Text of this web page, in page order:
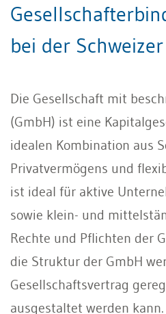
bei der
Die Gesellschaft mit
(GmbH) ist eine
idealen Kombination aus
Privatvermögens und
ist ideal für aktive
sowie klein- und
Rechte und Pflichten der
die Struktur der GmbH
Gesellschaftsvertrag
ausgestaltet werden